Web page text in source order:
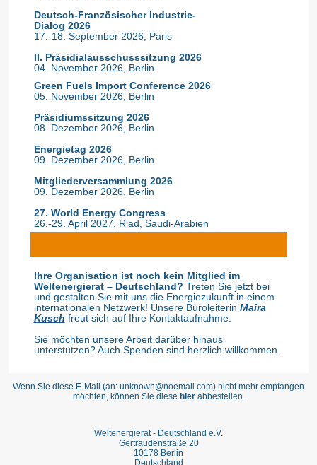
Deutsch-Französischer Industrie-
Dialog 2026
17.-18. September 2026, Paris
II. Präsidialausschusssitzung 2026
04. November 2026, Berlin
Green Fuels Import Conference 2026
05. November 2026, Berlin
Präsidiumssitzung 2026
08. Dezember 2026, Berlin
Energietag 2026
09. Dezember 2026, Berlin
Mitgliederversammlung 2026
09. Dezember 2026, Berlin
27. World Energy Congress
26.-29. April 2027, Riad, Saudi-Arabien
Ihre Organisation ist noch kein Mitglied im
Weltenergierat –Deutschland? Treten Sie jetzt bei
und gestalten Sie mit uns die Energiezukunft in einem
internationalen Netzwerk! Unsere Büroleiterin Maira
Kusch freut sich auf Ihre Kontaktaufnahme.
Sie möchten unsere Arbeit darüber hinaus
unterstützen? Auch Spenden sind herzlich willkommen.
Wenn Sie diese E-Mail (an: unknown@noemail.com) nicht mehr empfangen
möchten, können Sie diese hierabbestellen.
Weltenergierat - Deutschland e.V.
Gertraudenstraße 20
10178 Berlin
Deutschland